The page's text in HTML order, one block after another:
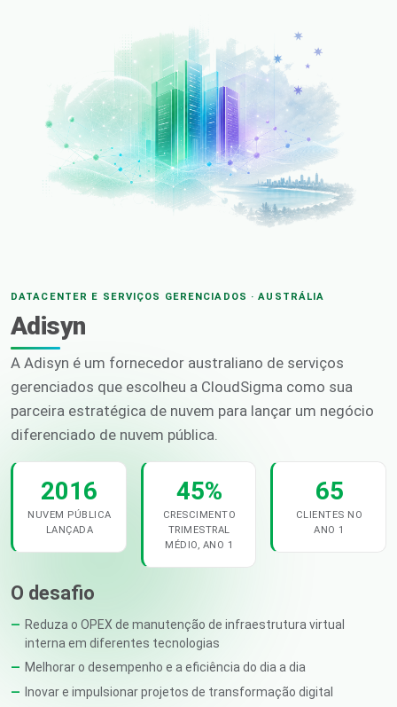
DATACENTER E SERVIÇOS GERENCIADOS · AUSTRÁLIA
Adisyn
A Adisyn é um fornecedor australiano de serviços
gerenciados que escolheu a CloudSigma como sua
parceira estratégica de nuvem para lançar um negócio
diferenciado de nuvem pública.
2016
NUVEM PÚBLICA
LANÇADA
45%
CRESCIMENTO
TRIMESTRAL
MÉDIO, ANO 1
65
CLIENTES NO
ANO 1
O desafio
Reduza o OPEX de manutenção de infraestrutura virtual
interna em diferentes tecnologias
Melhorar o desempenho e a eficiência do dia a dia
Inovar e impulsionar projetos de transformação digital